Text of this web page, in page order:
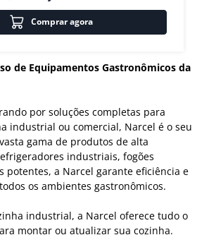
Comprar agora
de Equipamentos Gastronômicos da
por soluções completas para
industrial ou comercial, Narcel é o seu
gama de produtos de alta
industriais, fogões
potentes, a Narcel garante eficiência e
os ambientes gastronômicos.
industrial, a Narcel oferece tudo o
montar ou atualizar sua cozinha.